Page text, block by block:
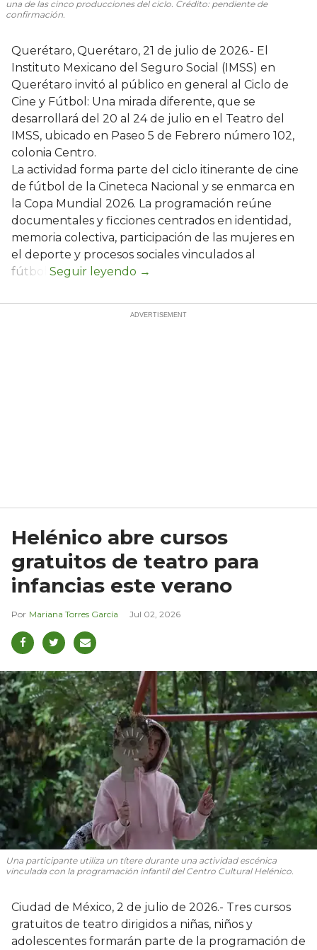
una de las cinco producciones del ciclo. Crédito: pendiente de
confirmación.
Querétaro, Querétaro, 21 de julio de 2026.- El
Instituto Mexicano del Seguro Social (IMSS) en
Querétaro invitó al público en general al Ciclo de
Cine y Fútbol: Una mirada diferente, que se
desarrollará del 20 al 24 de julio en el Teatro del
IMSS, ubicado en Paseo 5 de Febrero número 102,
colonia Centro.
La actividad forma parte del ciclo itinerante de cine
de fútbol de la Cineteca Nacional y se enmarca en
la Copa Mundial 2026. La programación reúne
documentales y ficciones centrados en identidad,
memoria colectiva, participación de las mujeres en
el deporte y procesos sociales vinculados al
fútbol.
Helénico abre cursos
gratuitos de teatro para
infancias este verano
Mariana Torres García Jul 02, 2026
Una participante utiliza un títere durante una actividad escénica
vinculada con la programación infantil del Centro Cultural Helénico.
Ciudad de México, 2 de julio de 2026.- Tres cursos
gratuitos de teatro dirigidos a niñas, niños y
adolescentes formarán parte de la programación de